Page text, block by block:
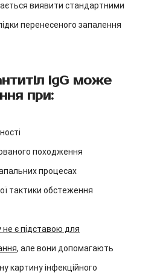
виявити стандартними
перенесеного запалення
IgG може
при:
походження
процесах
тактики обстеження
не є підставою для
, але вони допомагають
картину інфекційного